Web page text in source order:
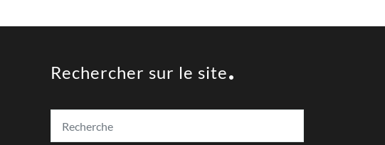
Rechercher sur le site